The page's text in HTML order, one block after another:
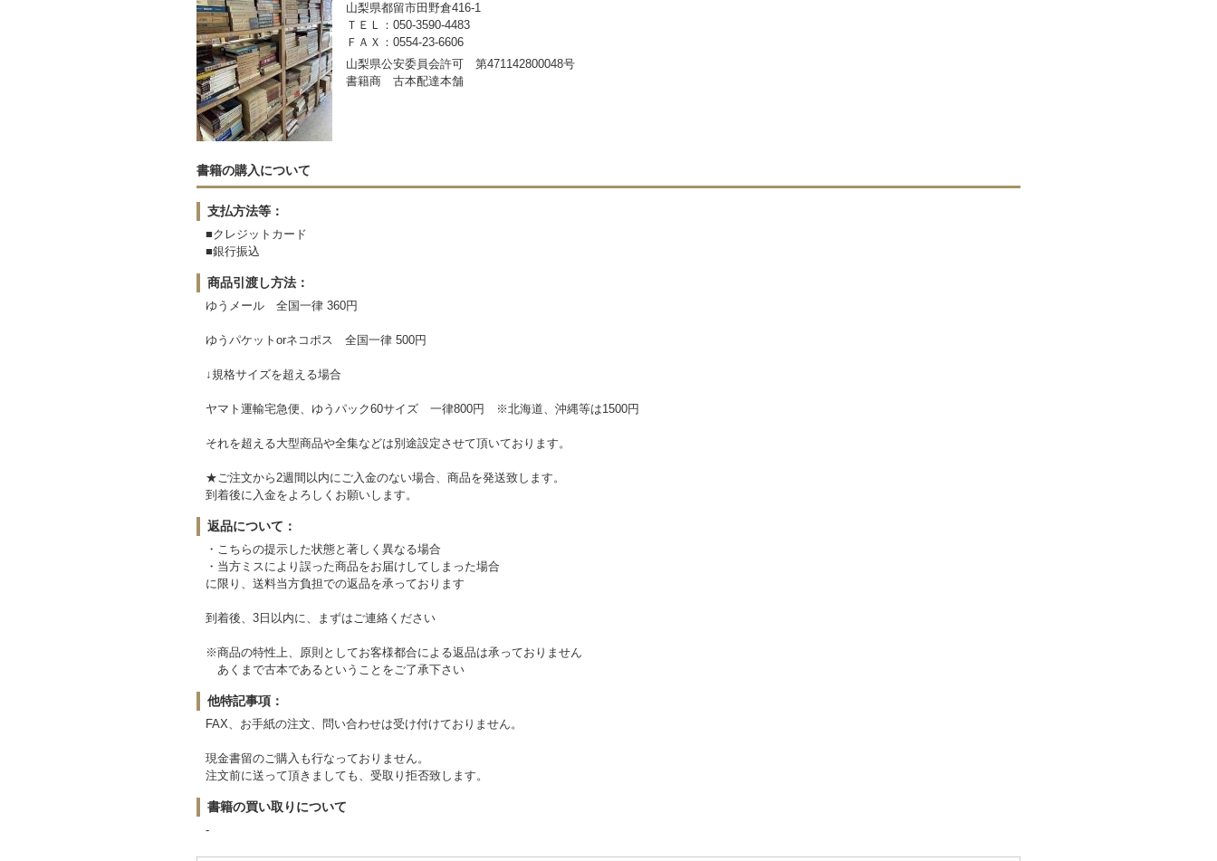
山梨県都留市田野倉416-1
ＴＥＬ：050-3590-4483
ＦＡＸ：0554-23-6606
山梨県公安委員会許可 第471142800048号
書籍商 古本配達本舗
書籍の購入について
支払方法等：
■クレジットカード
■銀行振込
商品引渡し方法：
ゆうメール 全国一律 360円
ゆうパケットorネコポス 全国一律 500円
↓規格サイズを超える場合
ヤマト運輸宅急便、ゆうパック60サイズ 一律800円 ※北海道、沖縄等は1500円
それを超える大型商品や全集などは別途設定させて頂いております。
★ご注文から2週間以内にご入金のない場合、商品を発送致します。
到着後に入金をよろしくお願いします。
返品について：
・こちらの提示した状態と著しく異なる場合
・当方ミスにより誤った商品をお届けしてしまった場合
に限り、送料当方負担での返品を承っております
到着後、3日以内に、まずはご連絡ください
※商品の特性上、原則としてお客様都合による返品は承っておりません
あくまで古本であるということをご了承下さい
他特記事項：
FAX、お手紙の注文、問い合わせは受け付けておりません。
現金書留のご購入も行なっておりません。
注文前に送って頂きましても、受取り拒否致します。
書籍の買い取りについて
-